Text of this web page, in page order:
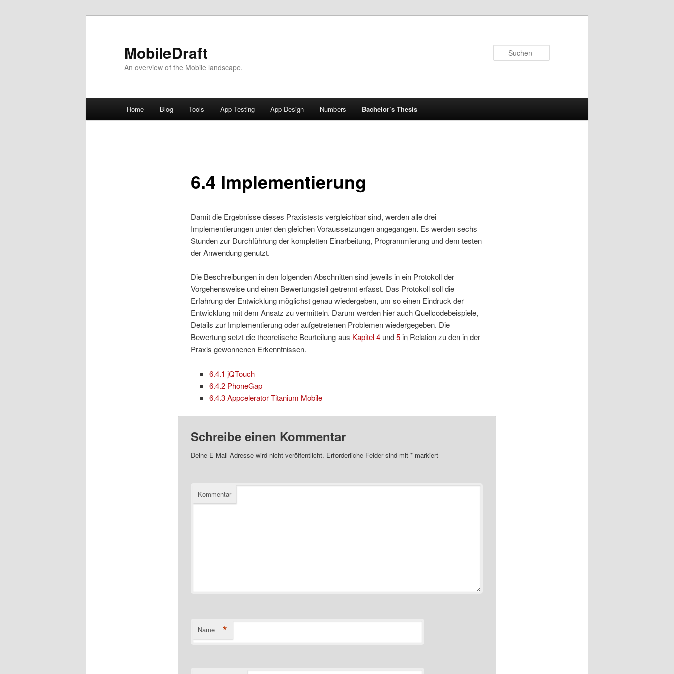
MobileDraft
An overview of the Mobile landscape.
Zum
Home Blog Tools App Testing App Design Numbers Bachelor’s Thesis
6.4 Implementierung
Damit die Ergebnisse dieses Praxistests vergleichbar sind, werden alle drei
Implementierungen unter den gleichen Voraussetzungen angegangen. Es werden sechs
Stunden zur Durchführung der kompletten Einarbeitung, Programmierung und dem testen
der Anwendung genutzt.
Die Beschreibungen in den folgenden Abschnitten sind jeweils in ein Protokoll der
Vorgehensweise und einen Bewertungsteil getrennt erfasst. Das Protokoll soll die
Erfahrung der Entwicklung möglichst genau wiedergeben, um so einen Eindruck der
Entwicklung mit dem Ansatz zu vermitteln. Darum werden hier auch Quellcodebeispiele,
Details zur Implementierung oder aufgetretenen Problemen wiedergegeben. Die
Bewertung setzt die theoretische Beurteilung aus Kapitel 4und5in Relation zu den in der
Praxis gewonnenen Erkenntnissen.
6.4.1 jQTouch
6.4.2 PhoneGap
6.4.3 Appcelerator Titanium Mobile
Schreibe einen Kommentar
Deine E-Mail-Adresse wird nicht veröffentlicht. Erforderliche Felder sind mit *markiert
Kommentar
Name *